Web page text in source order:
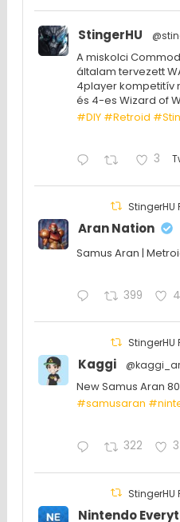
StingerHU
A miskolci
általam tervezett
4player kompetitív
és 4-es Wizard of
#DIY #Retroid
3
StingerHU
Aran Nation
Samus Aran |
399
StingerHU
Kaggi
New Samus Aran
#samusaran
322
StingerHU
Nintendo